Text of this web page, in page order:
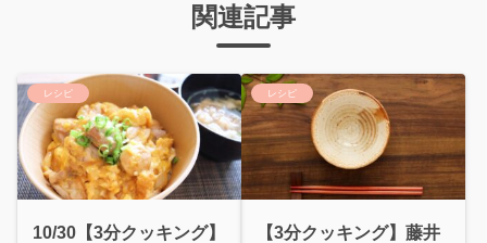
関連記事
レシピ
10/30【3分クッキング】
レシピ
【3分クッキング】藤井